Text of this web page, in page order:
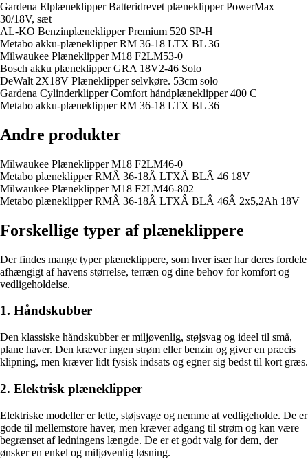
Gardena Elplæneklipper Batteridrevet plæneklipper PowerMax
30/18V, sæt
AL-KO Benzinplæneklipper Premium 520 SP-H
Metabo akku-plæneklipper RM 36-18 LTX BL 36
Milwaukee Plæneklipper M18 F2LM53-0
Bosch akku plæneklipper GRA 18V2-46 Solo
DeWalt 2X18V Plæneklipper selvkøre. 53cm solo
Gardena Cylinderklipper Comfort håndplæneklipper 400 C
Metabo akku-plæneklipper RM 36-18 LTX BL 36
Andre produkter
Milwaukee Plæneklipper M18 F2LM46-0
Metabo plæneklipper RMÂ 36-18Â LTXÂ BLÂ 46 18V
Milwaukee Plæneklipper M18 F2LM46-802
Metabo plæneklipper RMÂ 36-18Â LTXÂ BLÂ 46Â 2x5,2Ah 18V
Forskellige typer af plæneklippere
Der findes mange typer plæneklippere, som hver især har deres fordele
afhængigt af havens størrelse, terræn og dine behov for komfort og
vedligeholdelse.
1. Håndskubber
Den klassiske håndskubber er miljøvenlig, støjsvag og ideel til små,
plane haver. Den kræver ingen strøm eller benzin og giver en præcis
klipning, men kræver lidt fysisk indsats og egner sig bedst til kort græs.
2. Elektrisk plæneklipper
Elektriske modeller er lette, støjsvage og nemme at vedligeholde. De er
gode til mellemstore haver, men kræver adgang til strøm og kan være
begrænset af ledningens længde. De er et godt valg for dem, der
ønsker en enkel og miljøvenlig løsning.